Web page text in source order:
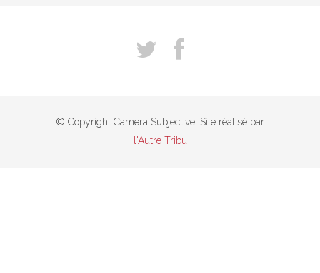
© Copyright Camera Subjective. Site réalisé par
l'Autre Tribu